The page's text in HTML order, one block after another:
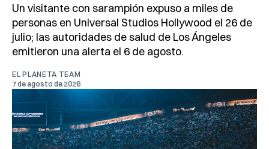
Un visitante con sarampión expuso a miles de
personas en Universal Studios Hollywood el 26 de
julio; las autoridades de salud de Los Ángeles
emitieron una alerta el 6 de agosto.
EL PLANETA TEAM
7 de agosto de 2026